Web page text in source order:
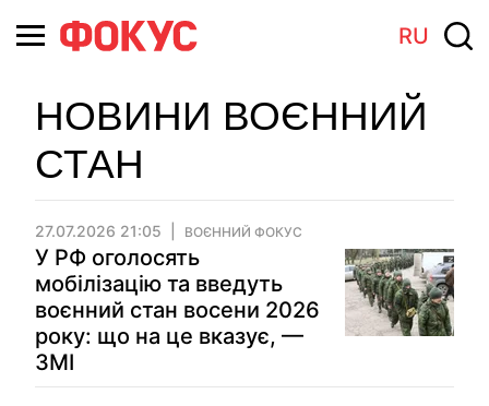
RU
НОВИНИ ВОЄННИЙ
СТАН
27.07.2026 21:05 ВОЄННИЙ ФОКУС
У РФ оголосять
мобілізацію та введуть
воєнний стан восени 2026
року: що на це вказує, —
ЗМІ